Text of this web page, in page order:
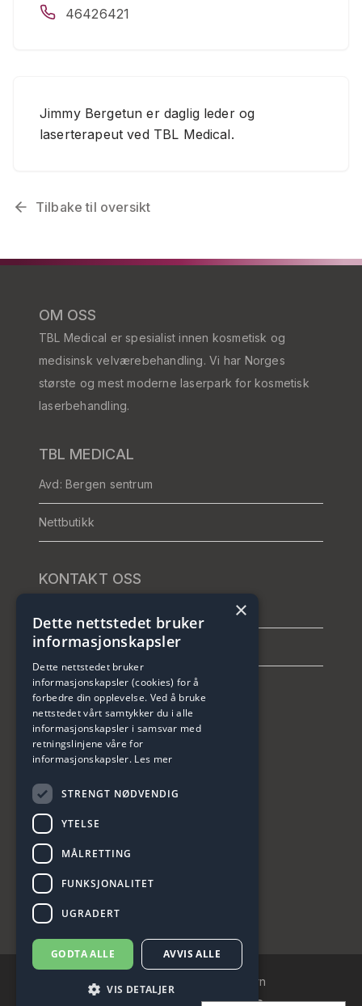
46426421
Jimmy Bergetun er daglig leder og
laserterapeut ved TBL Medical.
Tilbake til oversikt
OM OSS
TBL Medical er spesialist innen kosmetisk og
medisinsk velværebehandling. Vi har Norges
største og mest moderne laserpark for kosmetisk
laserbehandling.
TBL MEDICAL
Avd: Bergen sentrum
Nettbutikk
KONTAKT OSS
info@tblmedical.no
SISTE NYTT
Studentrabatt på …
06.Aug 2026
Lipødem i 4 nivåer
31.Mai 2026
Melasma behandling i …
09.Mai 2026
© 2026 ·
Personvern
×
Dette nettstedet bruker
informasjonskapsler
Dette nettstedet bruker
informasjonskapsler (cookies) for å
forbedre din opplevelse. Ved å bruke
nettstedet vårt samtykker du i alle
informasjonskapsler i samsvar med
retningslinjene våre for
informasjonskapsler. Les mer
STRENGT NØDVENDIG
YTELSE
MÅLRETTING
FUNKSJONALITET
UGRADERT
GODTA ALLE AVVIS ALLE
VIS DETALJER